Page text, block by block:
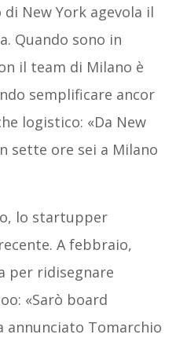
New York agevola il
Quando sono in
il team di Milano è
semplificare ancor
logistico: «Da New
sette ore sei a Milano
lo startupper
A febbraio,
per ridisegnare
«Sarò board
annunciato Tomarchio